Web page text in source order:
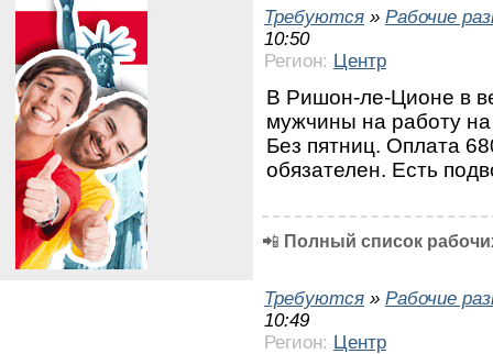
Требуются » Рабочие
10:50
Регион: Центр
В Ришон-ле-Ционе в
мужчины на работу
Без пятниц. Оплата
обязателен. Есть
📲 Полный список
Требуются » Рабочие
10:49
Регион: Центр